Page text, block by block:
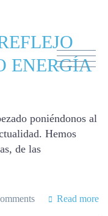
ENERGÍA
poniéndonos al
Hemos
de las
Read more